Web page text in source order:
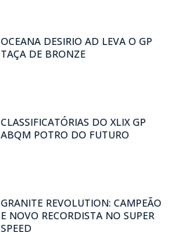
OCEANA DESIRIO AD LEVA O GP
TAÇA DE BRONZE
CLASSIFICATÓRIAS DO XLIX GP
ABQM POTRO DO FUTURO
GRANITE REVOLUTION: CAMPEÃO
E NOVO RECORDISTA NO SUPER
SPEED